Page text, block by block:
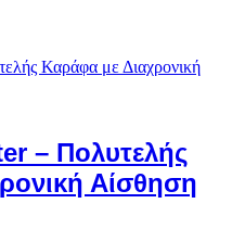
– Πολυτελής
Αίσθηση